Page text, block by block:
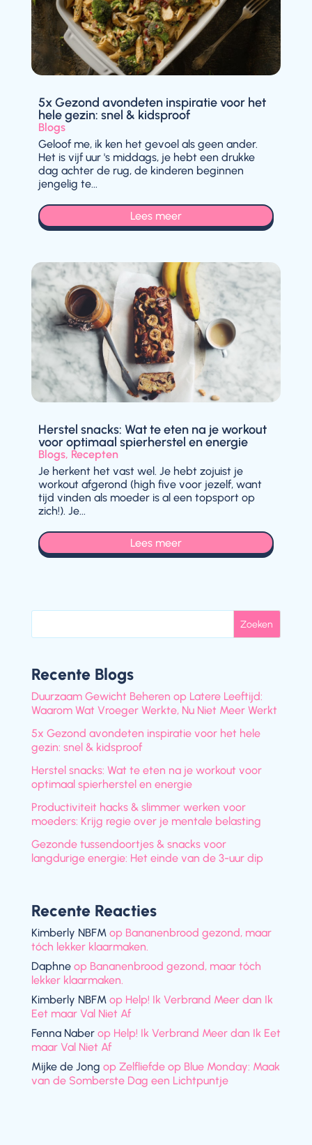
5x Gezond avondeten inspiratie voor het
hele gezin: snel & kidsproof
Blogs
Geloof me, ik ken het gevoel als geen ander.
Het is vijf uur 's middags, je hebt een drukke
dag achter de rug, de kinderen beginnen
jengelig te...
Lees meer
Herstel snacks: Wat te eten na je workout
voor optimaal spierherstel en energie
Blogs, Recepten
Je herkent het vast wel. Je hebt zojuist je
workout afgerond (high five voor jezelf, want
tijd vinden als moeder is al een topsport op
zich!). Je...
Lees meer
Zoeken
Recente Blogs
Duurzaam Gewicht Beheren op Latere Leeftijd:
Waarom Wat Vroeger Werkte, Nu Niet Meer Werkt
5x Gezond avondeten inspiratie voor het hele
gezin: snel & kidsproof
Herstel snacks: Wat te eten na je workout voor
optimaal spierherstel en energie
Productiviteit hacks & slimmer werken voor
moeders: Krijg regie over je mentale belasting
Gezonde tussendoortjes & snacks voor
langdurige energie: Het einde van de 3-uur dip
Recente Reacties
Kimberly NBFMop Bananenbrood gezond, maar
tóch lekker klaarmaken.
Daphneop Bananenbrood gezond, maar tóch
lekker klaarmaken.
Kimberly NBFMop Help! Ik Verbrand Meer dan Ik
Eet maar Val Niet Af
Fenna Naberop Help! Ik Verbrand Meer dan Ik Eet
maar Val Niet Af
Mijke de Jong op Zelfliefde op Blue Monday: Maak
van de Somberste Dag een Lichtpuntje